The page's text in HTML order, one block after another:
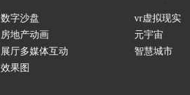
数字沙盘
房地产动画
展厅多媒体互动
效果图
vr虚拟现实
元宇宙
智慧城市